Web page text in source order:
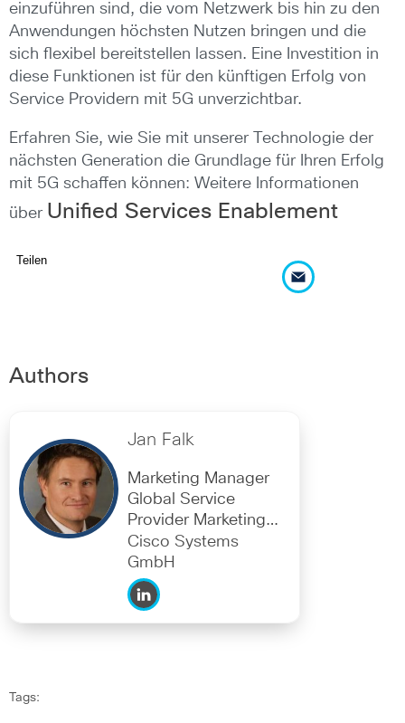
einzuführen sind, die vom Netzwerk bis hin zu den
Anwendungen höchsten Nutzen bringen und die
sich flexibel bereitstellen lassen. Eine Investition in
diese Funktionen ist für den künftigen Erfolg von
Service Providern mit 5G unverzichtbar.
Erfahren Sie, wie Sie mit unserer Technologie der
nächsten Generation die Grundlage für Ihren Erfolg
mit 5G schaffen können: Weitere Informationen
über Unified Services Enablement
Teilen
Authors
Jan Falk
Marketing Manager
Global Service
Provider Marketing,
EMEAR
Cisco Systems
GmbH
Tags: